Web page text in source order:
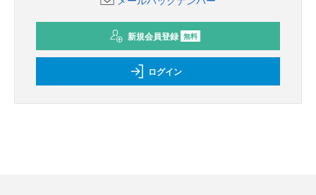
新規会員登録 無料
ログイン